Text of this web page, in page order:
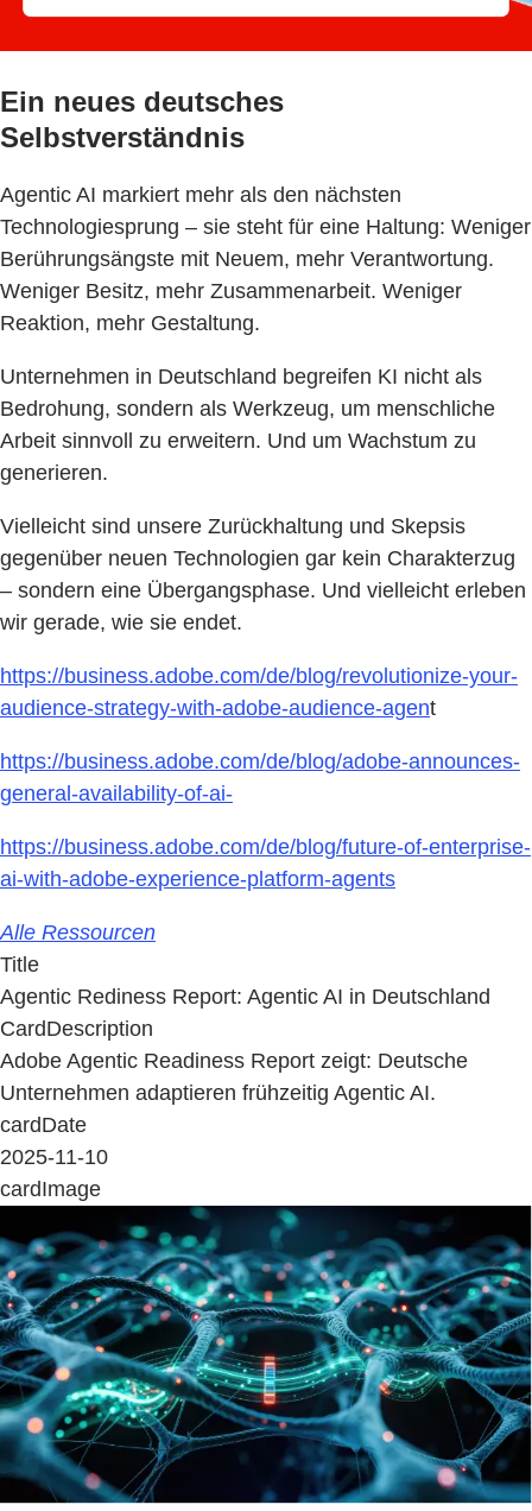
Ein neues deutsches
Selbstverständnis
Agentic AI markiert mehr als den nächsten
Technologiesprung – sie steht für eine Haltung: Weniger
Berührungsängste mit Neuem, mehr Verantwortung.
Weniger Besitz, mehr Zusammenarbeit. Weniger
Reaktion, mehr Gestaltung.
Unternehmen in Deutschland begreifen KI nicht als
Bedrohung, sondern als Werkzeug, um menschliche
Arbeit sinnvoll zu erweitern. Und um Wachstum zu
generieren.
Vielleicht sind unsere Zurückhaltung und Skepsis
gegenüber neuen Technologien gar kein Charakterzug
– sondern eine Übergangsphase. Und vielleicht erleben
wir gerade, wie sie endet.
https://business.adobe.com/de/blog/revolutionize-your-
audience-strategy-with-adobe-audience-agent
https://business.adobe.com/de/blog/adobe-announces-
general-availability-of-ai-
https://business.adobe.com/de/blog/future-of-enterprise-
ai-with-adobe-experience-platform-agents
Alle Ressourcen
Title
Agentic Rediness Report: Agentic AI in Deutschland
CardDescription
Adobe Agentic Readiness Report zeigt: Deutsche
Unternehmen adaptieren frühzeitig Agentic AI.
cardDate
2025-11-10
cardImage